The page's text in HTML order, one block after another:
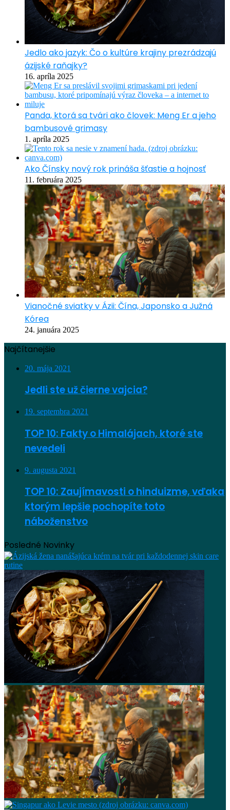
Jedlo ako jazyk: Čo o kultúre krajiny prezrádzajú
ázijské raňajky?
16. apríla 2025
Panda, ktorá sa tvári ako človek: Meng Er a jeho
bambusové grimasy
1. apríla 2025
Ako Čínsky nový rok prináša šťastie a hojnosť
11. februára 2025
Vianočné sviatky v Ázii: Čína, Japonsko a Južná
Kórea
24. januára 2025
Najčítanejšie
20. mája 2021
Jedli ste už čierne vajcia?
19. septembra 2021
TOP 10: Fakty o Himalájach, ktoré ste
nevedeli
9. augusta 2021
TOP 10: Zaujímavosti o hinduizme, vďaka
ktorým lepšie pochopíte toto
náboženstvo
Posledné Novinky